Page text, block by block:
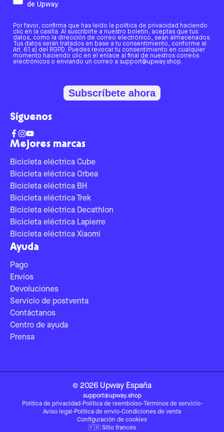
Mejores marcas
Bicicleta eléctrica Cube
Bicicleta eléctrica Orbea
Bicicleta eléctrica BH
Bicicleta eléctrica Trek
Bicicleta eléctrica Decathlon
Bicicleta eléctrica Lapierre
Bicicleta eléctrica Xiaomi
Ayuda
Pago
Envíos
Devoluciones
Servicio de postventa
Contáctanos
Centro de ayuda
Prensa
de Upway.
Por favor, confirma que has leído la política de privacidad haciendo
clic en la casilla. Al suscribirte a nuestro boletín, aceptas que tus
datos, como la dirección de correo electrónico, sean almacenados.
Tus datos serán tratados en base a tu consentimiento, conforme al
Art. 6.1 a) del RGPD. Puedes revocar tu consentimiento en cualquier
momento haciendo clic en el enlace al final de nuestros correos
electrónicos o enviando un correo a support@upway.shop.
Subscríbete ahora
Síguenos
© 2026 Upway España
support@upway.shop
Política de privacidad-Política de reembolso-Términos de servicio-
Aviso legal -Política de envío-Condiciones de venta
Configuración de cookies
🇫🇷 Sitio francés